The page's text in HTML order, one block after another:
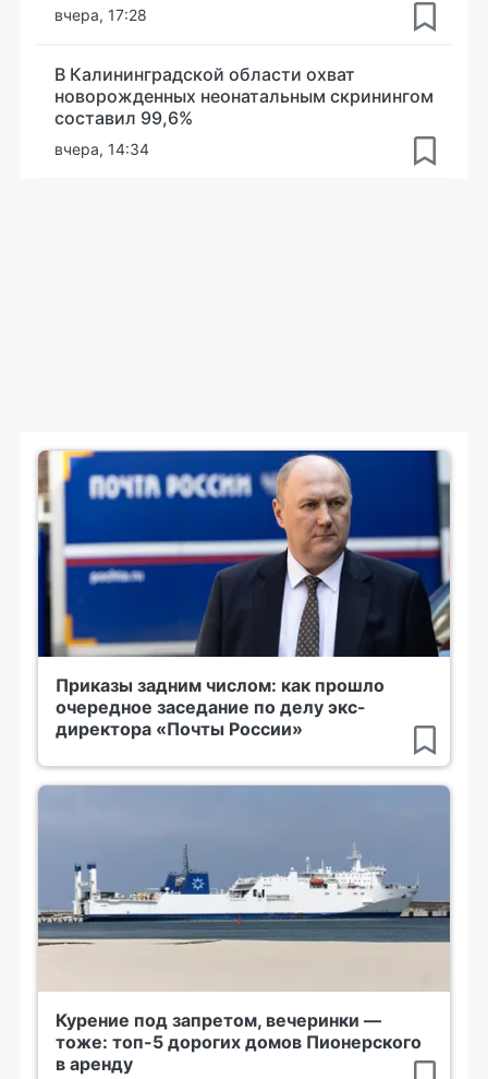
вчера, 17:28
В Калининградской области охват
новорожденных неонатальным скринингом
составил 99,6%
вчера, 14:34
Приказы задним числом: как прошло
очередное заседание по делу экс-
директора «Почты России»
Курение под запретом, вечеринки —
тоже: топ-5 дорогих домов Пионерского
в аренду